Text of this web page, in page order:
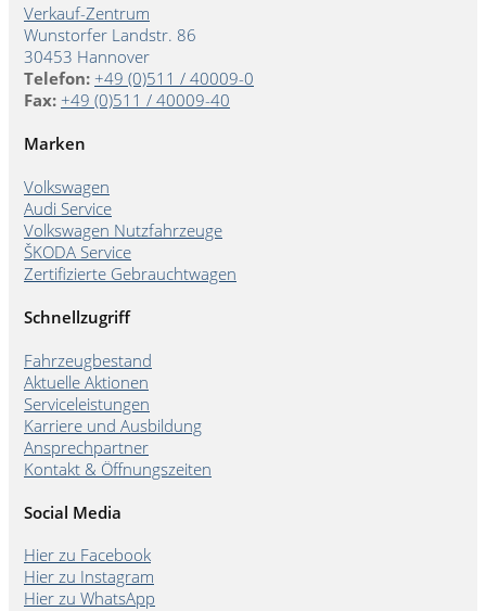
Verkauf-Zentrum
Wunstorfer Landstr. 86
30453 Hannover
Telefon: +49 (0)511 / 40009-0
Fax: +49 (0)511 / 40009-40
Marken
Volkswagen
Audi Service
Volkswagen Nutzfahrzeuge
ŠKODA Service
Zertifizierte Gebrauchtwagen
Schnellzugriff
Fahrzeugbestand
Aktuelle Aktionen
Serviceleistungen
Karriere und Ausbildung
Ansprechpartner
Kontakt & Öffnungszeiten
Social Media
Hier zu Facebook
Hier zu Instagram
Hier zu WhatsApp